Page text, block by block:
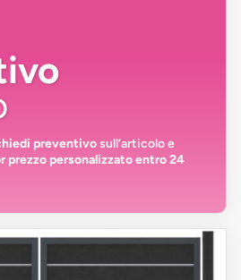
preventivosull’articolo e
prezzo personalizzato entro 24